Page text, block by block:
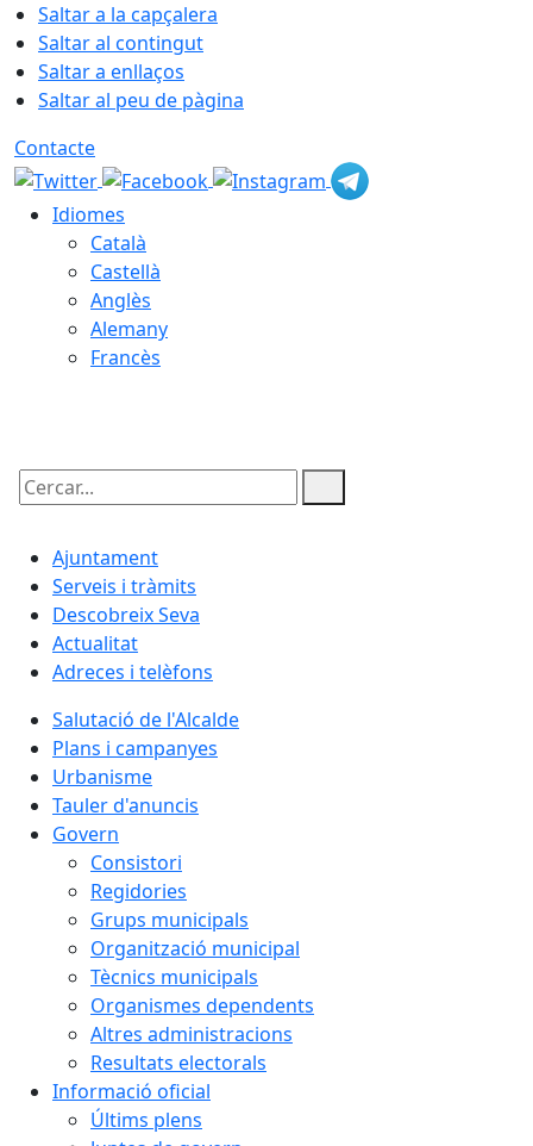
Saltar a la capçalera
Saltar al contingut
Saltar a enllaços
Saltar al peu de pàgina
Contacte
Idiomes
Català
Castellà
Anglès
Alemany
Francès
Cercar:
Ajuntament
Serveis i tràmits
Descobreix Seva
Actualitat
Adreces i telèfons
Salutació de l'Alcalde
Plans i campanyes
Urbanisme
Tauler d'anuncis
Govern
Consistori
Regidories
Grups municipals
Organització municipal
Tècnics municipals
Organismes dependents
Altres administracions
Resultats electorals
Informació oficial
Últims plens